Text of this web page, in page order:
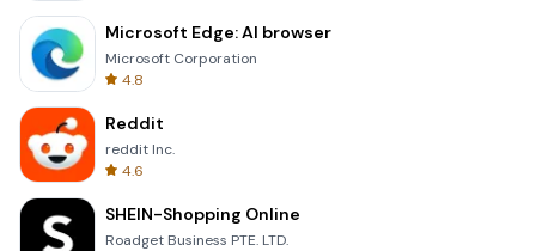
Microsoft Edge: AI browser
Microsoft Corporation
4.8
Reddit
reddit Inc.
4.6
SHEIN-Shopping Online
Roadget Business PTE. LTD.